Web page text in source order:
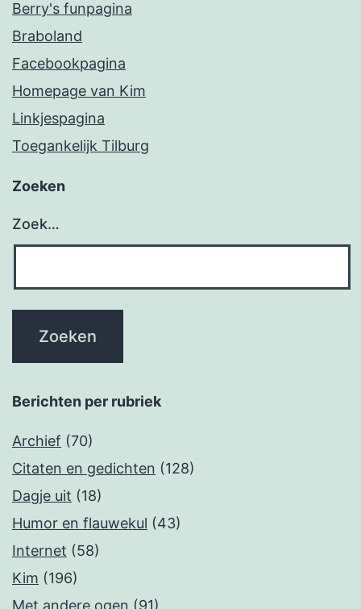
Berry's funpagina
Braboland
Facebookpagina
Homepage van Kim
Linkjespagina
Toegankelijk Tilburg
Zoeken
Zoek…
Berichten per rubriek
Archief (70)
Citaten en gedichten (128)
Dagje uit (18)
Humor en flauwekul (43)
Internet (58)
Kim (196)